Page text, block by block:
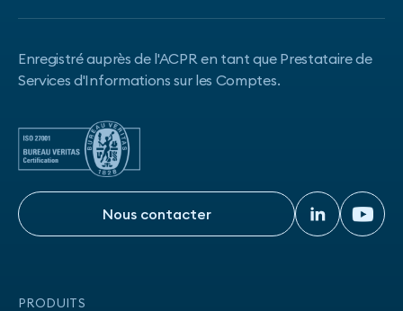
Enregistré auprès de l'ACPR en tant que Prestataire de
Services d'Informations sur les Comptes.
Nous contacter
PRODUITS